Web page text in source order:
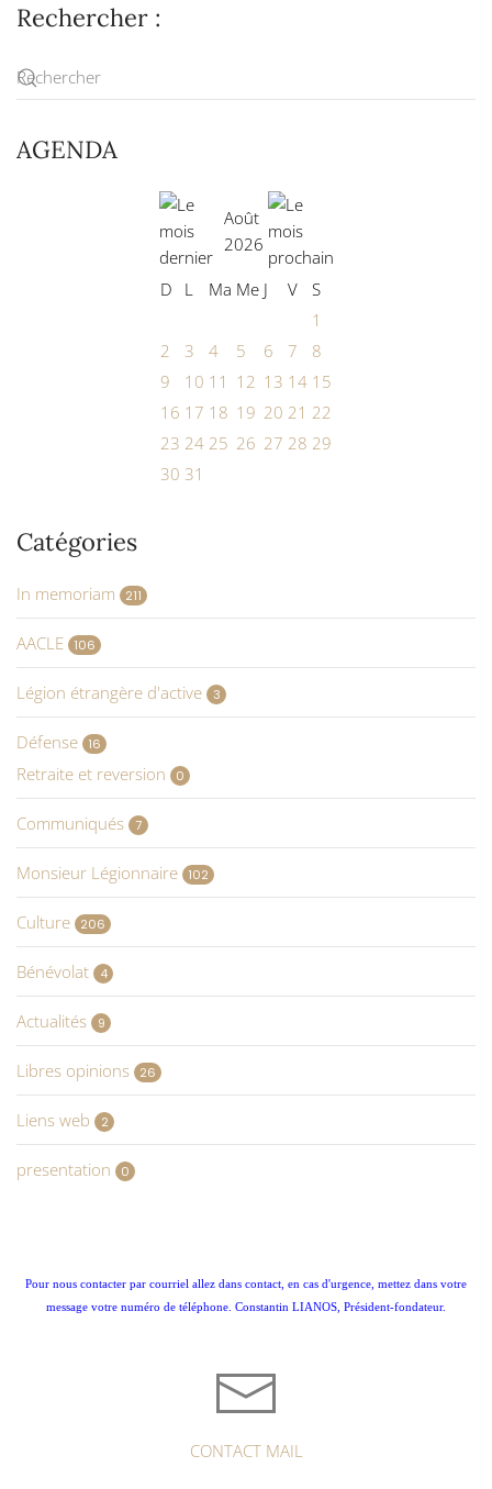
Rechercher :
AGENDA
Août
2026
D L Ma Me J V
S
1
2
3 4 5 6 7
8
9
10 11 12 13 14 15
16 17 18 19 20 21 22
23 24 25 26 27 28 29
30 31
Catégories
In memoriam 211
AACLE 106
Légion étrangère d'active 3
Défense 16
Retraite et reversion 0
Communiqués 7
Monsieur Légionnaire 102
Culture 206
Bénévolat 4
Actualités 9
Libres opinions 26
Liens web 2
presentation 0
Pour nous contacter par courriel allez dans contact, en cas d'urgence, mettez dans votre
message votre numéro de téléphone. Constantin LIANOS, Président-fondateur.
CONTACT MAIL